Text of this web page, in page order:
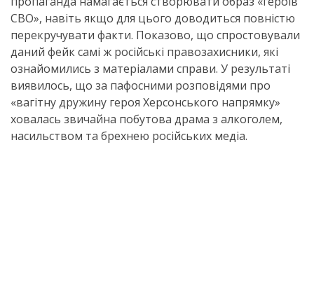
СВО», навіть якщо для цього доводиться повністю
перекручувати факти. Показово, що спростовували
даний фейк самі ж російські правозахисники, які
ознайомились з матеріалами справи. У результаті
виявилось, що за пафосними розповідями про
«вагітну дружину героя Херсонського напрямку»
ховалась звичайна побутова драма з алкоголем,
насильством та брехнею російських медіа.